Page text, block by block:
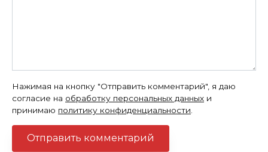
Нажимая на кнопку "Отправить комментарий", я даю
согласие на обработку персональных данных и
принимаю политику конфиденциальности